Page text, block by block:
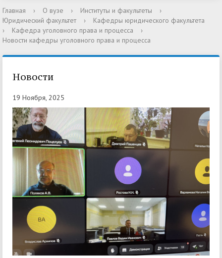
Главная › О вузе › Институты и факультеты
›
Юридический факультет
›
Кафедры юридического факультета
›
Кафедра уголовного права и процесса
›
Новости кафедры уголовного права и процесса
Новости
19 Ноября, 2025